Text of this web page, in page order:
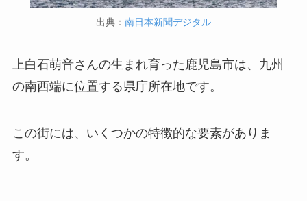
出典： 南日本新聞デジタル
上白石萌音さんの生まれ育った鹿児島市は、九州
の南西端に位置する県庁所在地です。
この街には、いくつかの特徴的な要素がありま
す。